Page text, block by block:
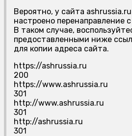
Вероятно, у сайта
настроено перенаправление
В таком случае,
предоставленными ниже
для копии адреса сайта.
https://ashrussia.ru
200
https://www.ashrussia.ru
301
http://www.ashrussia.ru
301
http://ashrussia.ru
301